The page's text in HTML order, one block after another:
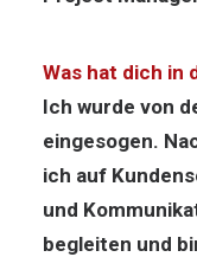
Was hat dich in
Ich wurde von
eingesogen.
ich auf
und
begleiten und